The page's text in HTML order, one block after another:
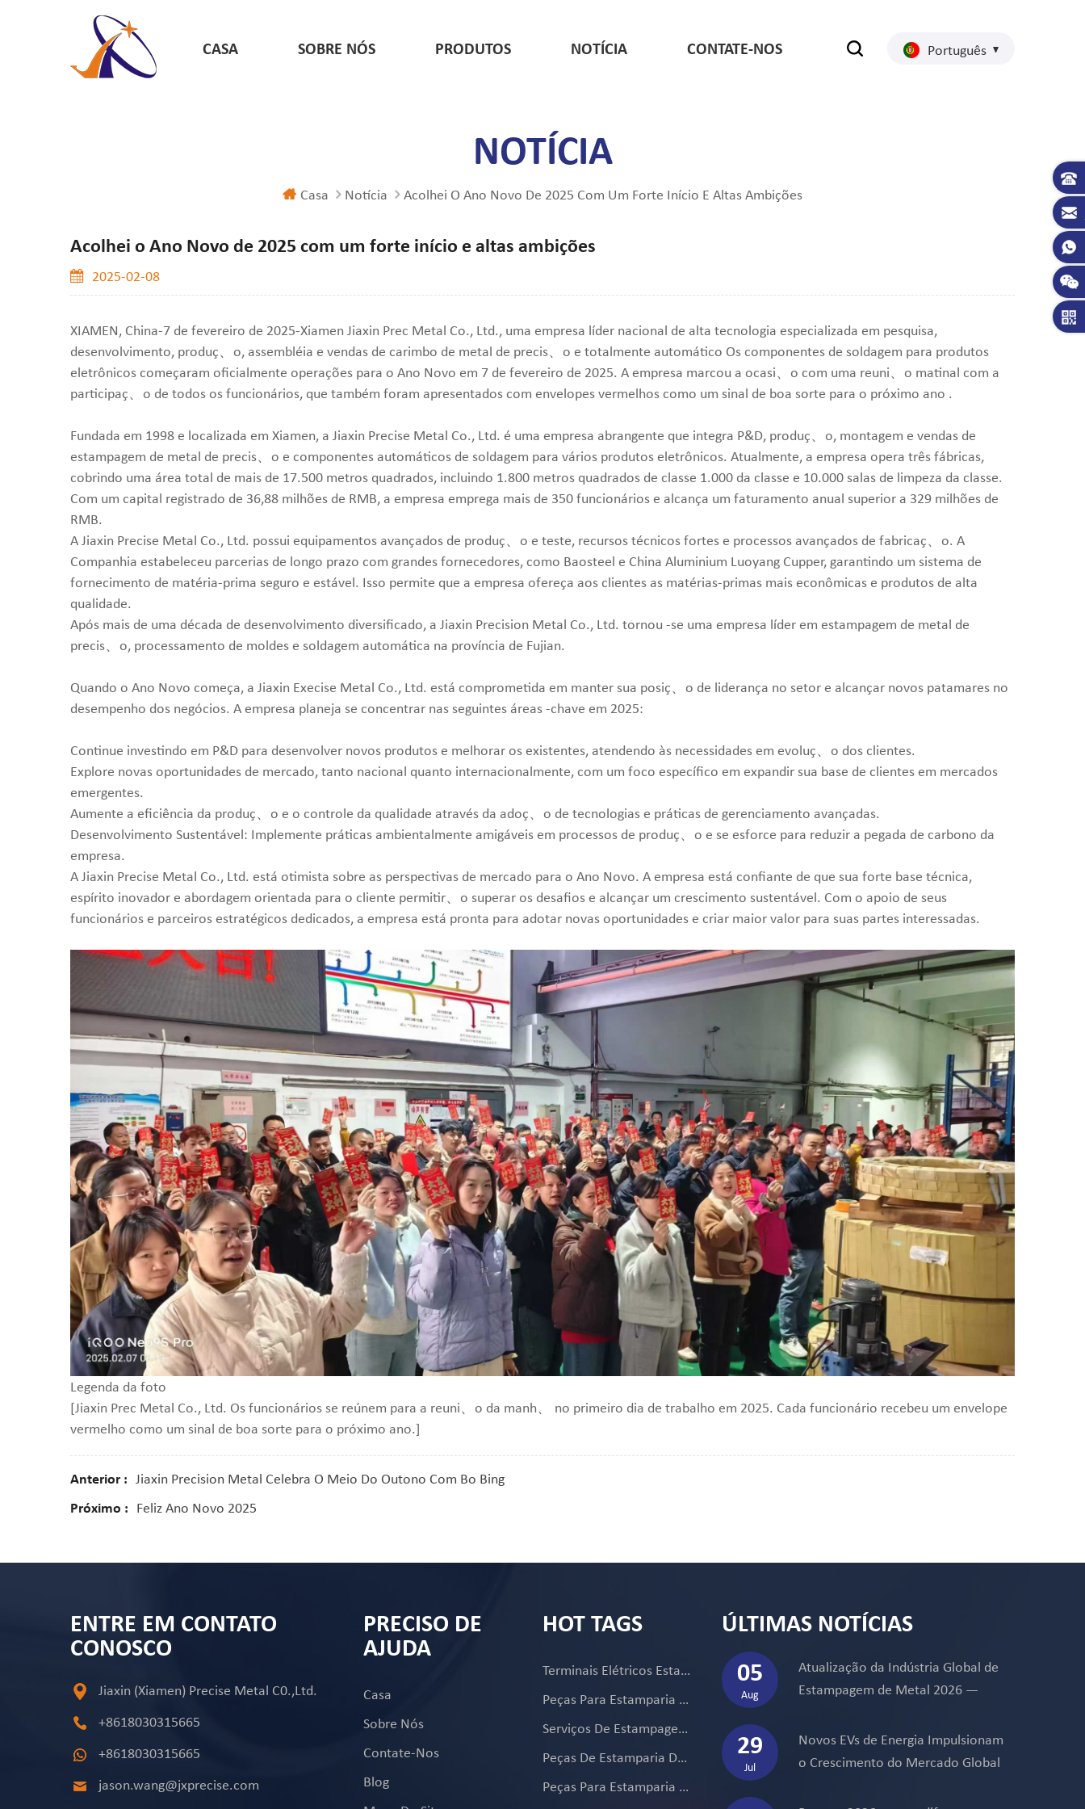
Português
CASA SOBRE NÓS PRODUTOS NOTÍCIA CONTATE-NOS
NOTÍCIA
Casa Notícia Acolhei O Ano Novo De 2025 Com Um Forte Início E Altas Ambições
Acolhei o Ano Novo de 2025 com um forte início e altas ambições
2025-02-08
XIAMEN, China-7 de fevereiro de 2025-Xiamen Jiaxin Prec Metal Co., Ltd., uma empresa líder nacional de alta tecnologia especializada em pesquisa,
desenvolvimento, produç、o, assembléia e vendas de carimbo de metal de precis、o e totalmente automático Os componentes de soldagem para produtos
eletrônicos começaram oficialmente operações para o Ano Novo em 7 de fevereiro de 2025. A empresa marcou a ocasi、o com uma reuni、o matinal com a
participaç、o de todos os funcionários, que também foram apresentados com envelopes vermelhos como um sinal de boa sorte para o próximo ano .
Fundada em 1998 e localizada em Xiamen, a Jiaxin Precise Metal Co., Ltd. é uma empresa abrangente que integra P&D, produç、o, montagem e vendas de
estampagem de metal de precis、o e componentes automáticos de soldagem para vários produtos eletrônicos. Atualmente, a empresa opera três fábricas,
cobrindo uma área total de mais de 17.500 metros quadrados, incluindo 1.800 metros quadrados de classe 1.000 da classe e 10.000 salas de limpeza da classe.
Com um capital registrado de 36,88 milhões de RMB, a empresa emprega mais de 350 funcionários e alcança um faturamento anual superior a 329 milhões de
RMB.
A Jiaxin Precise Metal Co., Ltd. possui equipamentos avançados de produç、o e teste, recursos técnicos fortes e processos avançados de fabricaç、o. A
Companhia estabeleceu parcerias de longo prazo com grandes fornecedores, como Baosteel e China Aluminium Luoyang Cupper, garantindo um sistema de
fornecimento de matéria-prima seguro e estável. Isso permite que a empresa ofereça aos clientes as matérias-primas mais econômicas e produtos de alta
qualidade.
Após mais de uma década de desenvolvimento diversificado, a Jiaxin Precision Metal Co., Ltd. tornou -se uma empresa líder em estampagem de metal de
precis、o, processamento de moldes e soldagem automática na província de Fujian.
Quando o Ano Novo começa, a Jiaxin Execise Metal Co., Ltd. está comprometida em manter sua posiç、o de liderança no setor e alcançar novos patamares no
desempenho dos negócios. A empresa planeja se concentrar nas seguintes áreas -chave em 2025:
Continue investindo em P&D para desenvolver novos produtos e melhorar os existentes, atendendo às necessidades em evoluç、o dos clientes.
Explore novas oportunidades de mercado, tanto nacional quanto internacionalmente, com um foco específico em expandir sua base de clientes em mercados
emergentes.
Aumente a eficiência da produç、o e o controle da qualidade através da adoç、o de tecnologias e práticas de gerenciamento avançadas.
Desenvolvimento Sustentável: Implemente práticas ambientalmente amigáveis ​​em processos de produç、o e se esforce para reduzir a pegada de carbono da
empresa.
A Jiaxin Precise Metal Co., Ltd. está otimista sobre as perspectivas de mercado para o Ano Novo. A empresa está confiante de que sua forte base técnica,
espírito inovador e abordagem orientada para o cliente permitir、o superar os desafios e alcançar um crescimento sustentável. Com o apoio de seus
funcionários e parceiros estratégicos dedicados, a empresa está pronta para adotar novas oportunidades e criar maior valor para suas partes interessadas.
Legenda da foto
[Jiaxin Prec Metal Co., Ltd. Os funcionários se reúnem para a reuni、o da manh、 no primeiro dia de trabalho em 2025. Cada funcionário recebeu um envelope
vermelho como um sinal de boa sorte para o próximo ano.]
Anterior : Jiaxin Precision Metal Celebra O Meio Do Outono Com Bo Bing
Próximo : Feliz Ano Novo 2025
ENTRE EM CONTATO
CONOSCO
Jiaxin (Xiamen) Precise Metal C0.,Ltd.
+8618030315665
+8618030315665
jason.wang@jxprecise.com
PRECISO DE
AJUDA
Casa
Sobre Nós
Contate-Nos
Blog
HOT TAGS
Terminais Elétricos Estampados De Metal
Peças Para Estamparia De Metal
Serviços De Estampagem De Precisão De Metal
Peças De Estamparia De Ferragens
Peças Para Estamparia De Metal Automotivo Personalizado
ÚLTIMAS NOTÍCIAS
05
Aug
Atualização da Indústria Global de
Estampagem de Metal 2026 —
Cadeia de Suprimentos e Novas
Tendências de Fabricação
29
Jul
Novos EVs de Energia Impulsionam
o Crescimento do Mercado Global